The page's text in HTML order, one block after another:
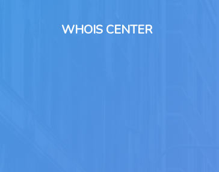
WHOIS CENTER